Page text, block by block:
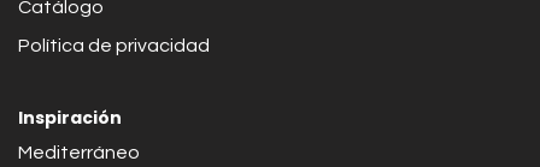
Catálogo
Política de privacidad
Inspiración
Mediterráneo